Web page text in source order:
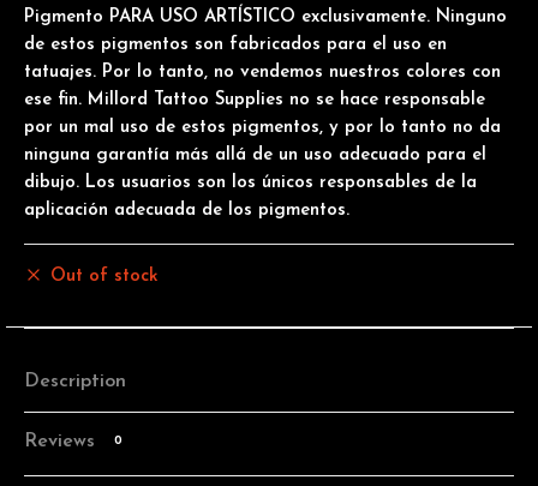
Pigmento PARA USO ARTÍSTICO exclusivamente. Ninguno
de estos pigmentos son fabricados para el uso en
tatuajes. Por lo tanto, no vendemos nuestros colores con
ese fin. Millord Tattoo Supplies no se hace responsable
por un mal uso de estos pigmentos, y por lo tanto no da
ninguna garantía más allá de un uso adecuado para el
dibujo. Los usuarios son los únicos responsables de la
aplicación adecuada de los pigmentos.
Out of stock
Description
Reviews 0